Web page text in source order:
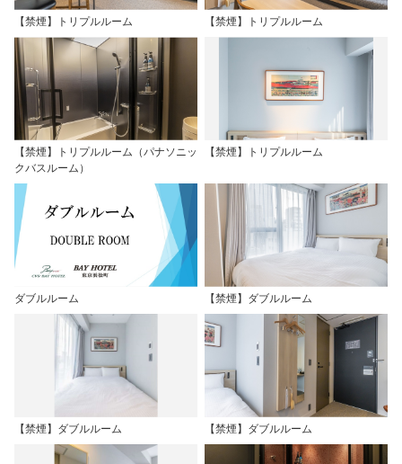
【禁煙】トリプルルーム 【禁煙】トリプルルーム
【禁煙】トリプルルーム（パナソニッ
クバスルーム）
【禁煙】トリプルルーム
ダブルルーム 【禁煙】ダブルルーム
【禁煙】ダブルルーム 【禁煙】ダブルルーム